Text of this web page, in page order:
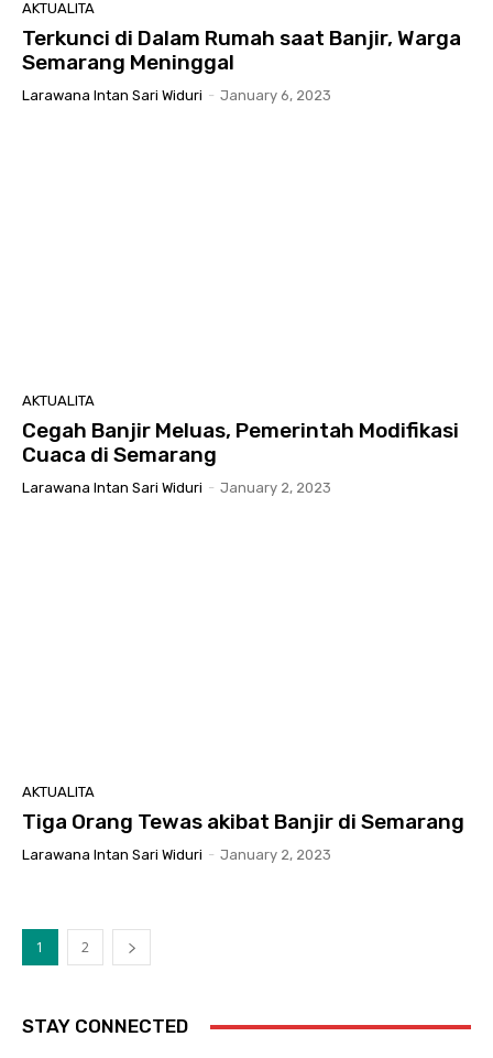
AKTUALITA
Terkunci di Dalam Rumah saat Banjir, Warga
Semarang Meninggal
Larawana Intan Sari Widuri - January 6, 2023
AKTUALITA
Cegah Banjir Meluas, Pemerintah Modifikasi
Cuaca di Semarang
Larawana Intan Sari Widuri - January 2, 2023
AKTUALITA
Tiga Orang Tewas akibat Banjir di Semarang
Larawana Intan Sari Widuri - January 2, 2023
1 2
STAY CONNECTED